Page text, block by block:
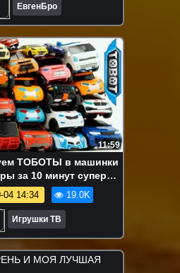
ЕвгенБро
11:59
ТОБОТЫ в машинки
за 10 минут супер
для мальчиков в
Тоботы
04 14:34 19.0K
Игрушки ТВ